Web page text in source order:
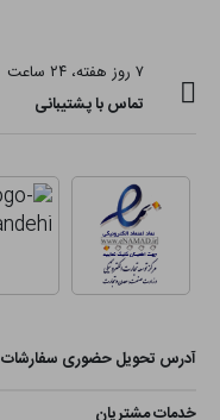
۷ روز هفته، ۲۴ ساعت
تماس با پشتیبانی
آدرس تحویل حضوری سفارشات
خدمات مشتریان